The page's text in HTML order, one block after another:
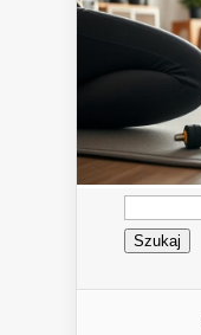
Szukaj: